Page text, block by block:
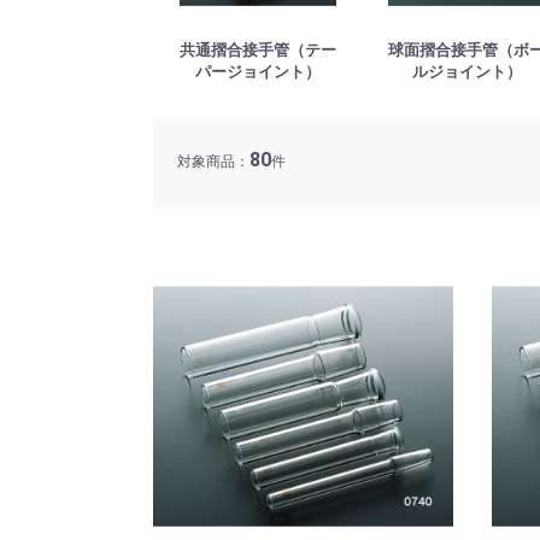
共通摺合接手管（テー
パージョイント）
球面摺合接手管（ボ
ルジョイント）
対象商品： 80件